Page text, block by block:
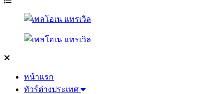
หน้าแรก
ทัวร์ต่างประเทศ